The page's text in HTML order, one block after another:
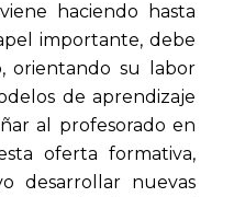
haciendo hasta
importante, debe
orientando su labor
de aprendizaje
al profesorado en
oferta formativa,
desarrollar nuevas